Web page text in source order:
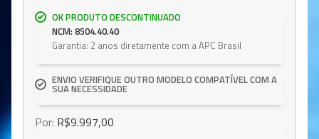
OK PRODUTO DESCONTINUADO
NCM: 8504.40.40
Garantia: 2 anos diretamente com a APC Brasil
ENVIO VERIFIQUE OUTRO MODELO COMPATÍVEL COM A
SUA NECESSIDADE
Por: R$9.997,00